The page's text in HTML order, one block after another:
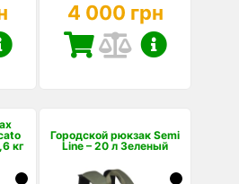
4 000 грн
кг
Городской рюкзак Semi
Line – 20 л Зеленый